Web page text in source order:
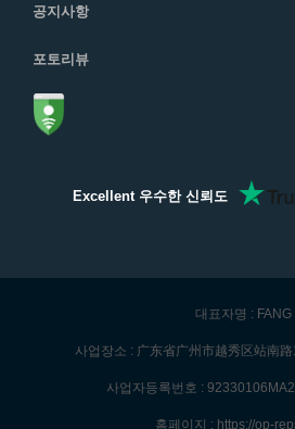
공지사항
포토리뷰
Excellent 우수한 신뢰도
대표자명 : FANG
사업장소 : 广东省广州市越秀区站南
사업자등록번호 :
홈페이지 : https://op-